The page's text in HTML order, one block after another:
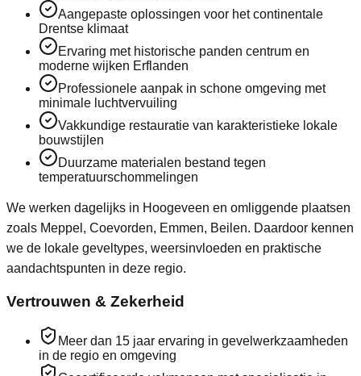
Aangepaste oplossingen voor het continentale
Drentse klimaat
Ervaring met historische panden centrum en
moderne wijken Erflanden
Professionele aanpak in schone omgeving met
minimale luchtvervuiling
Vakkundige restauratie van karakteristieke lokale
bouwstijlen
Duurzame materialen bestand tegen
temperatuurschommelingen
We werken dagelijks in Hoogeveen en omliggende plaatsen
zoals Meppel, Coevorden, Emmen, Beilen. Daardoor kennen
we de lokale geveltypes, weersinvloeden en praktische
aandachtspunten in deze regio.
Vertrouwen & Zekerheid
Meer dan 15 jaar ervaring in gevelwerkzaamheden
in de regio en omgeving